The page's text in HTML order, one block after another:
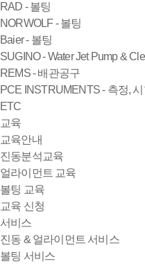
RAD - 볼팅
NORWOLF - 볼팅
Baier - 볼팅
SUGINO - Water Jet Pump &
REMS - 배관공구
PCE INSTRUMENTS - 측정,
ETC
교육
교육안내
진동분석교육
얼라이먼트 교육
볼팅 교육
교육 신청
서비스
진동 & 얼라이먼트 서비스
볼팅 서비스